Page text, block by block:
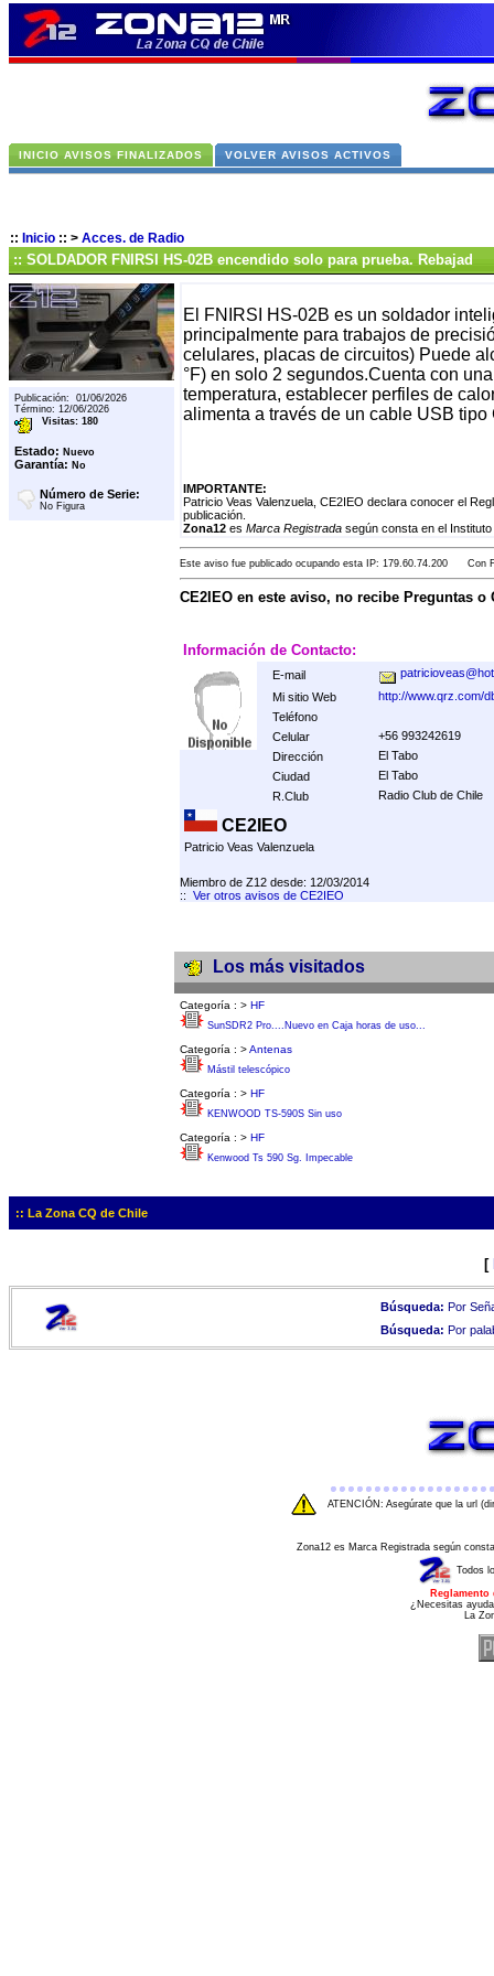
INICIO AVISOS FINALIZADOS VOLVER AVISOS ACTIVOS
:: Inicio :: > Acces. de Radio
:: SOLDADOR FNIRSI HS-02B encendido solo para prueba. Rebajad
Publicación: 01/06/2026
Término: 12/06/2026
Visitas: 180
Estado: Nuevo
Garantía: No
Número de Serie:
No Figura
El FNIRSI HS-02B es un soldador
principalmente para trabajos de
celulares, placas de circuitos) Puede
°F) en solo 2 segundos.Cuenta con
temperatura, establecer perfiles de
alimenta a través de un cable USB tipo
IMPORTANTE:
Patricio Veas Valenzuela, CE2IEO declara conocer el
publicación.
Zona12 es Marca Registrada según consta en el
Este aviso fue publicado ocupando esta IP: 179.60.74.200 Con
CE2IEO en este aviso, no recibe Preguntas o
Información de Contacto:
E-mail
Mi sitio Web
http://www.qrz.com/
Teléfono
Celular
+56 993242619
Dirección
El Tabo
Ciudad
El Tabo
R.Club
Radio Club de Chile
CE2IEO
Patricio Veas Valenzuela
Miembro de Z12 desde: 12/03/2014
:: Ver otros avisos de CE2IEO
Los más visitados
Categoría : > HF
SunSDR2 Pro....Nuevo en Caja horas de uso...
Categoría : >Antenas
Mástil telescópico
Categoría : > HF
KENWOOD TS-590S Sin uso
Categoría : > HF
Kenwood Ts 590 Sg. Impecable
:: La Zona CQ de Chile
[
Búsqueda: Por
Búsqueda: Por
ATENCIÓN: Asegúrate que la url
Zona12 es Marca Registrada según
Todos
¿Necesitas
La